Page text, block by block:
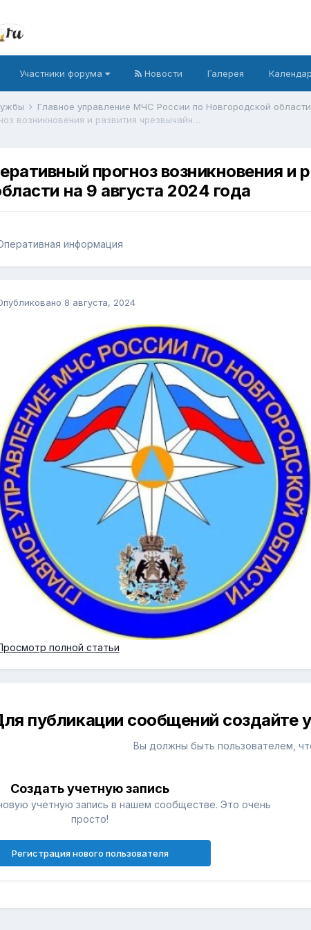
Участники форума Новости Галерея
Главное управление МЧС России по Новгородской области
Ежедневный оперативный прогноз возникновения и развития чрезвычайных ситуаций на территории Новгородской области на 9 августа 2024 года
прогноз возникновения и
на 9 августа 2024 года
информация
8 августа, 2024
полной статьи
публикации сообщений создайте
Вы должны быть пользователем,
Создать учетную запись
учётную запись в нашем сообществе. Это очень
просто!
Регистрация нового пользователя